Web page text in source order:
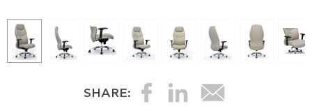
SHARE: